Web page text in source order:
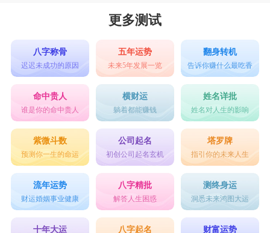
更多测试
八字称骨
迟迟未成功的原因
五年运势
未来5年发展一览
翻身转机
告诉你赚什么最吃香
命中贵人
谁是你的命中贵人
横财运
躺着都能赚钱
姓名详批
姓名对人生的影响
紫微斗数
预测你一生的命运
公司起名
初创公司起名玄机
塔罗牌
指引你的未来人生
流年运势
财运婚姻事业健康
八字精批
解答人生困惑
测终身运
洞悉未来鸿图大运
十年大运 八字起名 财富运势